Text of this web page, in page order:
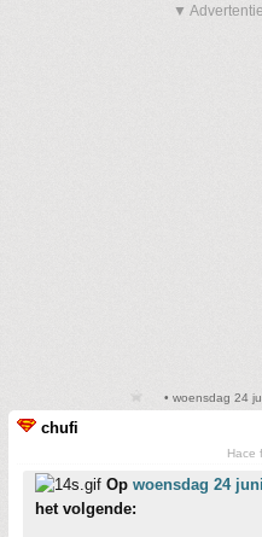
▼
• woensdag 24
chufi
Hace
Op woensdag 24
het volgende: